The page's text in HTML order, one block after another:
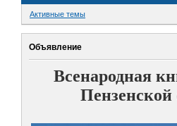
Активные темы
Объявление
Всенародная
Пензенской